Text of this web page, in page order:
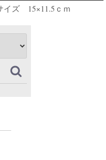
イズ 15×11.5ｃｍ